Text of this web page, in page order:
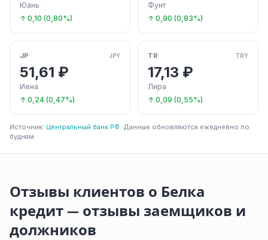
Юань
↑ 0,10 (0,80%)
Фунт
↑ 0,90 (0,83%)
JP JPY
51,61 ₽
Иена
↑ 0,24 (0,47%)
TR TRY
17,13 ₽
Лира
↑ 0,09 (0,55%)
Источник: Центральный банк РФ. Данные обновляются ежедневно по
будням.
Отзывы клиентов о Белка
кредит — отзывы заемщиков и
должников